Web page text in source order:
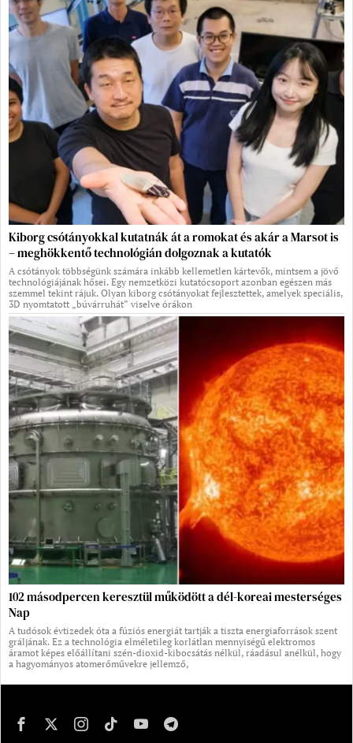
Kiborg csótányokkal kutatnák át a romokat és akár a Marsot is
– meghökkentő technológián dolgoznak a kutatók
A csótányok többségünk számára inkább kellemetlen kártevők, mintsem a jövő
technológiájának hősei. Egy nemzetközi kutatócsoport azonban egészen más
szemmel tekint rájuk. Olyan kiborg csótányokat fejlesztettek, amelyek speciális,
3D nyomtatott „búvárruhát” viselve órákon
102 másodpercen keresztül működött a dél-koreai mesterséges
Nap
A tudósok évtizedek óta a fúziós energiát tartják a tiszta energiaforrások szent
gráljának. Ez a technológia elméletileg korlátlan mennyiségű elektromos
áramot képes előállítani szén-dioxid-kibocsátás nélkül, ráadásul anélkül, hogy
a hagyományos atomerőművekre jellemző,